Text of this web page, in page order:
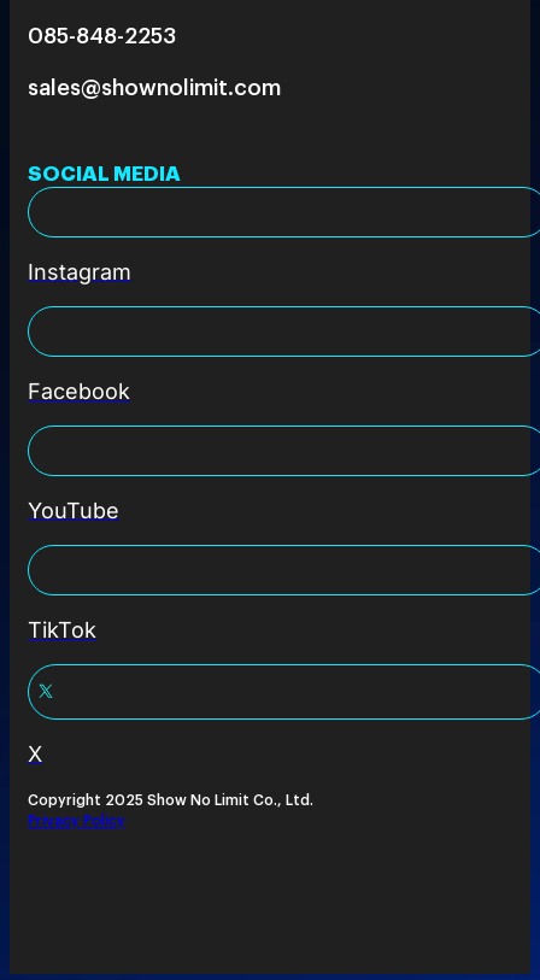
085-848-2253
sales@shownolimit.com
SOCIAL MEDIA
Instagram
Facebook
YouTube
TikTok
X
Copyright 2025 Show No Limit Co., Ltd.
Privacy Policy